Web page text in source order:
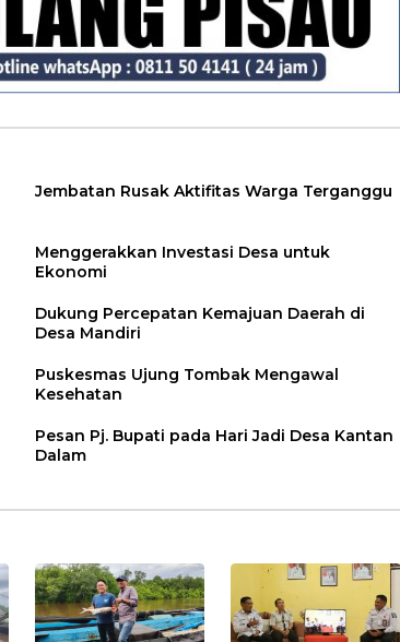
Jembatan Rusak Aktifitas Warga Terganggu
Menggerakkan Investasi Desa untuk
Ekonomi
Dukung Percepatan Kemajuan Daerah di
Desa Mandiri
Puskesmas Ujung Tombak Mengawal
Kesehatan
Pesan Pj. Bupati pada Hari Jadi Desa Kantan
Dalam